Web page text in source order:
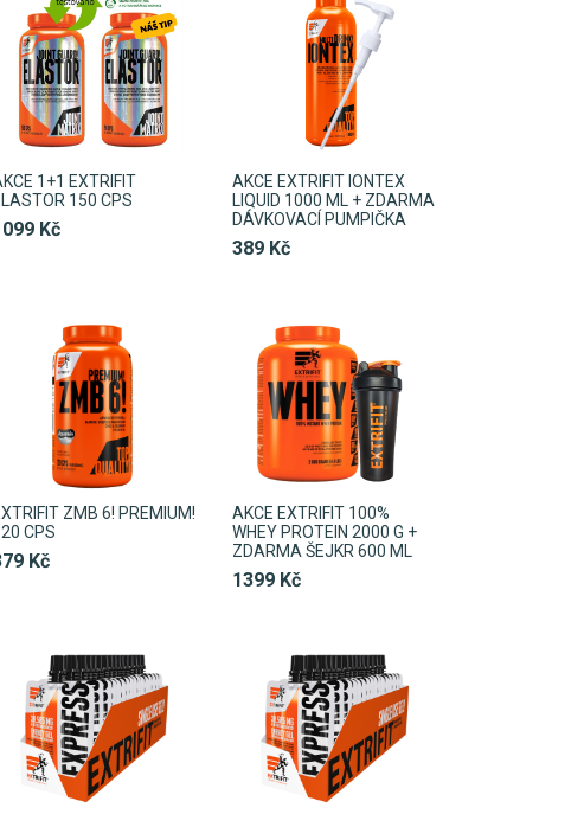
1+1 EXTRIFIT
150 CPS
Kč
AKCE EXTRIFIT IONTEX
LIQUID 1000 ML + ZDARMA
DÁVKOVACÍ PUMPIČKA
389 Kč
ZMB 6! PREMIUM!
CPS
Kč
AKCE EXTRIFIT 100%
WHEY PROTEIN 2000 G +
ZDARMA ŠEJKR 600 ML
1399 Kč